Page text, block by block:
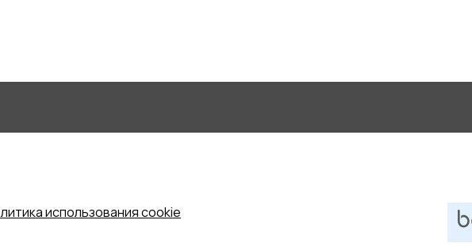
использования cookie